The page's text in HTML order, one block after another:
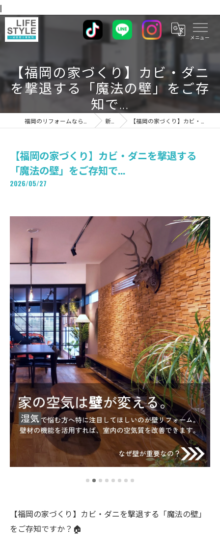
|
【福岡の家づくり】カビ・ダニ
を撃退する「魔法の壁」をご存
知で...
新着情報 【福岡の家づくり】カビ・ダニを撃退する「魔法の壁」をご存知で...
【福岡の家づくり】カビ・ダニを撃退する
「魔法の壁」をご存知で...
2026/05/27
【福岡の家づくり】カビ・ダニを撃退する「魔法の壁」
をご存知ですか？🏠